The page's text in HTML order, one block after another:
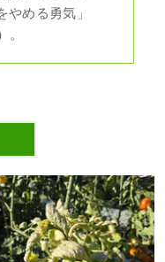
やめる勇気」
。